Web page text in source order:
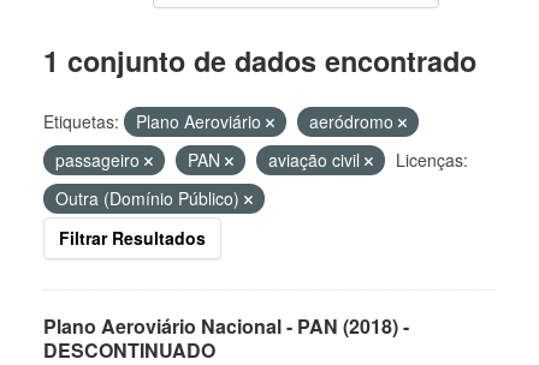
1 conjunto de dados encontrado
Etiquetas: Plano Aeroviário
aeródromo
passageiro
PAN aviação civil
Licenças:
Outra (Domínio Público)
Filtrar Resultados
Plano Aeroviário Nacional - PAN (2018) -
DESCONTINUADO